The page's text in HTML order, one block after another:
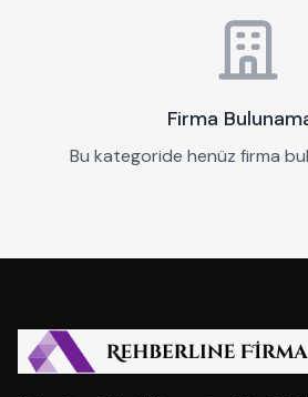
Firma
Bu kategoride henüz firma